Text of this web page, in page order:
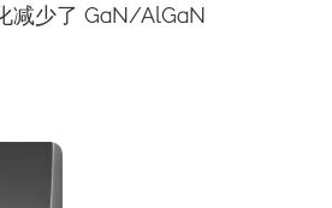
减少了 GaN/AlGaN